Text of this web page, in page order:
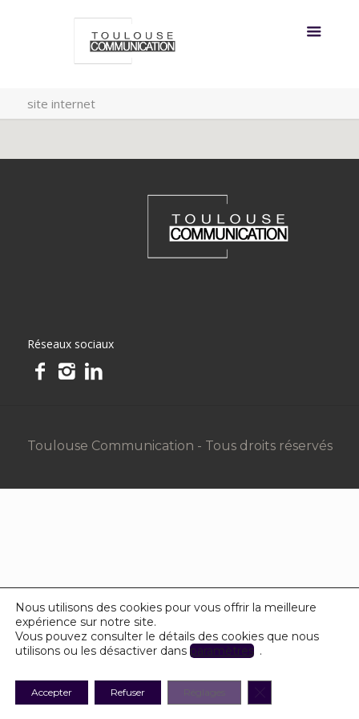
site internet
Réseaux sociaux
Toulouse Communication - Tous droits réservés
Nous utilisons des cookies pour vous offrir la meilleure
expérience sur notre site.
Vous pouvez consulter le détails des cookies que nous
utilisons ou les désactiver dans paramètres .
Accepter Refuser